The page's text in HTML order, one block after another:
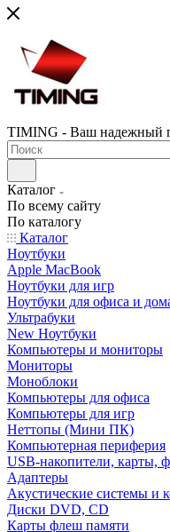
TIMING - Ваш надежный
Каталог
По всему сайту
По каталогу
Каталог
Ноутбуки
Apple MacBook
Ноутбуки для игр
Ноутбуки для офиса и
Ультрабуки
New Ноутбуки
Компьютеры и мониторы
Мониторы
Моноблоки
Компьютеры для офиса
Компьютеры для игр
Неттопы (Мини ПК)
Компьютерная периферия
USB-накопители, карты,
Адаптеры
Акустические системы и
Диски DVD, CD
Карты флеш памяти